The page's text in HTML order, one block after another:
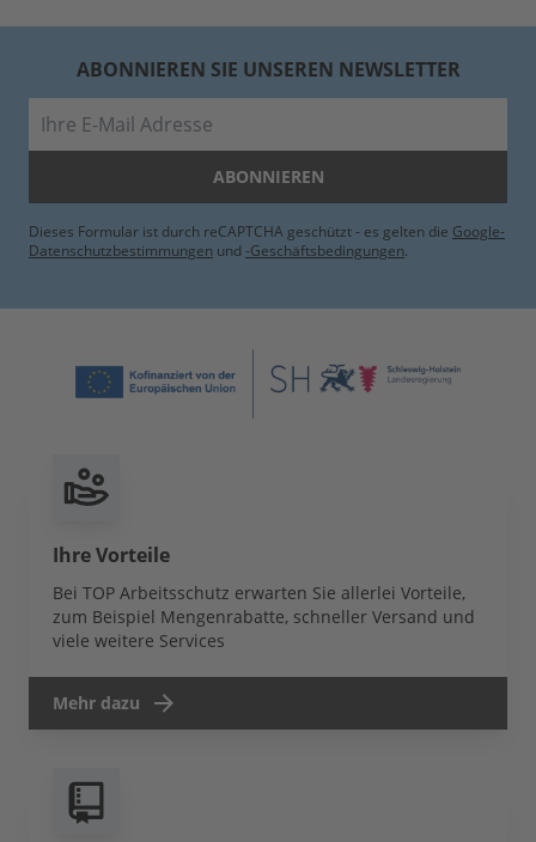
ABONNIEREN SIE UNSEREN NEWSLETTER
ABONNIEREN
Dieses Formular ist durch reCAPTCHA geschützt - es gelten die Google-
Datenschutzbestimmungen und -Geschäftsbedingungen.
Ihre Vorteile
Bei TOP Arbeitsschutz erwarten Sie allerlei Vorteile,
zum Beispiel Mengenrabatte, schneller Versand und
viele weitere Services
Mehr dazu